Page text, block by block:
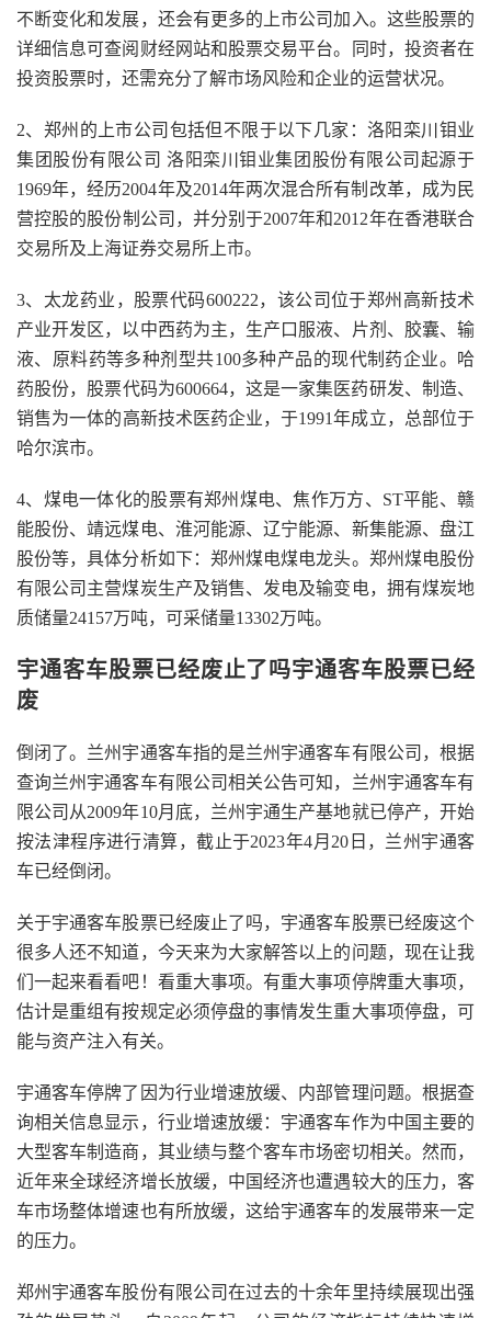
不断变化和发展，还会有更多的上市公司加入。这些股票的
详细信息可查阅财经网站和股票交易平台。同时，投资者在
投资股票时，还需充分了解市场风险和企业的运营状况。
2、郑州的上市公司包括但不限于以下几家：洛阳栾川钼业
集团股份有限公司 洛阳栾川钼业集团股份有限公司起源于
1969年，经历2004年及2014年两次混合所有制改革，成为民
营控股的股份制公司，并分别于2007年和2012年在香港联合
交易所及上海证券交易所上市。
3、太龙药业，股票代码600222，该公司位于郑州高新技术
产业开发区，以中西药为主，生产口服液、片剂、胶囊、输
液、原料药等多种剂型共100多种产品的现代制药企业。哈
药股份，股票代码为600664，这是一家集医药研发、制造、
销售为一体的高新技术医药企业，于1991年成立，总部位于
哈尔滨市。
4、煤电一体化的股票有郑州煤电、焦作万方、ST平能、赣
能股份、靖远煤电、淮河能源、辽宁能源、新集能源、盘江
股份等，具体分析如下：郑州煤电煤电龙头。郑州煤电股份
有限公司主营煤炭生产及销售、发电及输变电，拥有煤炭地
质储量24157万吨，可采储量13302万吨。
宇通客车股票已经废止了吗宇通客车股票已经
废
倒闭了。兰州宇通客车指的是兰州宇通客车有限公司，根据
查询兰州宇通客车有限公司相关公告可知，兰州宇通客车有
限公司从2009年10月底，兰州宇通生产基地就已停产，开始
按法津程序进行清算，截止于2023年4月20日，兰州宇通客
车已经倒闭。
关于宇通客车股票已经废止了吗，宇通客车股票已经废这个
很多人还不知道，今天来为大家解答以上的问题，现在让我
们一起来看看吧！看重大事项。有重大事项停牌重大事项，
估计是重组有按规定必须停盘的事情发生重大事项停盘，可
能与资产注入有关。
宇通客车停牌了因为行业增速放缓、内部管理问题。根据查
询相关信息显示，行业增速放缓：宇通客车作为中国主要的
大型客车制造商，其业绩与整个客车市场密切相关。然而，
近年来全球经济增长放缓，中国经济也遭遇较大的压力，客
车市场整体增速也有所放缓，这给宇通客车的发展带来一定
的压力。
郑州宇通客车股份有限公司在过去的十余年里持续展现出强